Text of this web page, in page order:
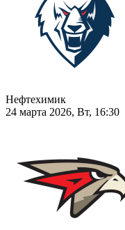
Нефтехимик
24 марта 2026, Вт, 16:30